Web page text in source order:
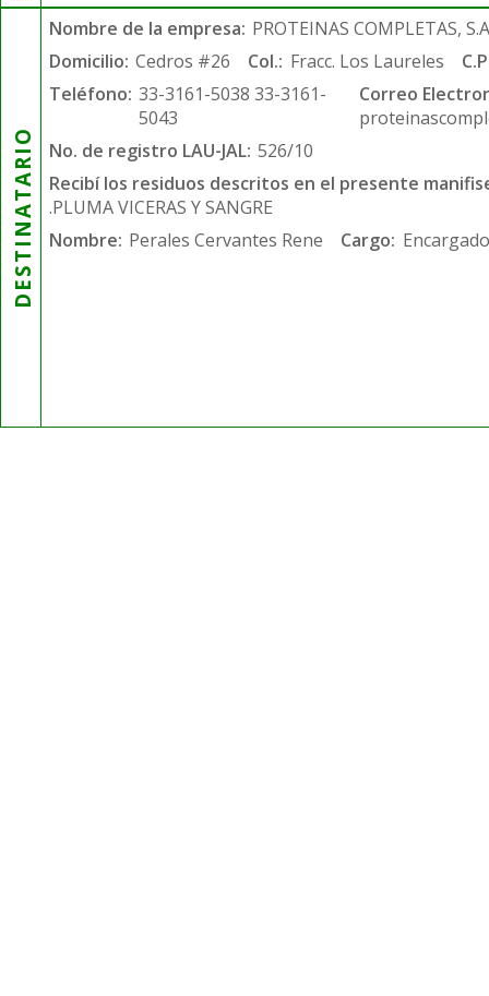
DESTINATARIO
Nombre de la empresa: PROTEINAS COMPLETAS,
Domicilio: Cedros #26 Col.: Fracc. Los Laureles
Teléfono: 33-3161-5038 33-3161-
5043
Correo
No. de registro LAU-JAL: 526/10
Recibí los residuos descritos en el presente
.PLUMA VICERAS Y SANGRE
Nombre: Perales Cervantes Rene Cargo: